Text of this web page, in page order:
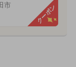
市 クーポン